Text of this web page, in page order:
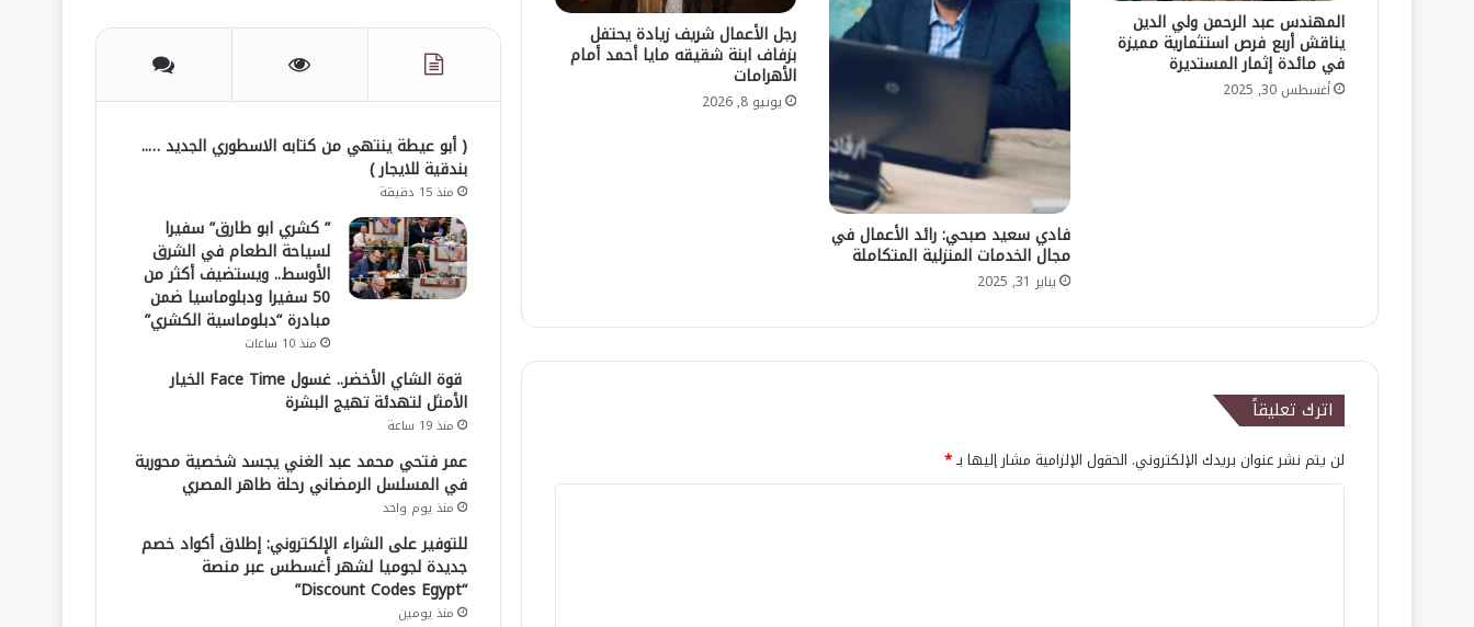
المهندس عبد الرحمن ولي الدين
يناقش أربع فرص استثمارية مميزة
في مائدة إثمار المستديرة
أغسطس 30, 2025
فادي سعيد صبحي: رائد الأعمال في
مجال الخدمات المنزلية المتكاملة
يناير 31, 2025
رجل الأعمال شريف زيادة يحتفل
بزفاف ابنة شقيقه مايا أحمد أمام
الأهرامات
يونيو 8, 2026
اترك تعليقاً
لن يتم نشر عنوان بريدك الإلكتروني. الحقول الإلزامية مشار إليها بـ*
( أبو عيطة ينتهي من كتابه الاسطوري الجديد …..
بندقية للايجار )
منذ 15 دقيقة
” كشري ابو طارق” سفيرا
لسياحة الطعام في الشرق
الأوسط.. ويستضيف أكثر من
50 سفيرا ودبلوماسيا ضمن
مبادرة “دبلوماسية الكشري”
منذ 10 ساعات
قوة الشاي الأخضر.. غسول Face Time الخيار
الأمثل لتهدئة تهيج البشرة
منذ 19 ساعة
عمر فتحي محمد عبد الغني يجسد شخصية محورية
في المسلسل الرمضاني رحلة طاهر المصري
منذ يوم واحد
للتوفير على الشراء الإلكتروني: إطلاق أكواد خصم
جديدة لجوميا لشهر أغسطس عبر منصة
“Discount Codes Egypt”
منذ يومين